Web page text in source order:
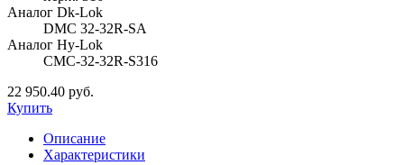
Аналог Dk-Lok
DMC 32-32R-SA
Аналог Hy-Lok
CMC-32-32R-S316
22 950.40 руб.
Купить
Описание
Характеристики